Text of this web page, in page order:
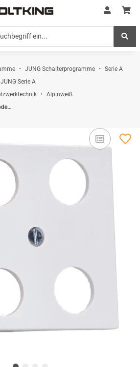
JUNG Schalterprogramme
Serie A
Serie A
Alpinweiß
Jung A561-4SAT1WW Abdeckung f. SAT-TV-Steckdose Hirschmann (Thermoplast bruchsicher) Alpinweiß Serie A